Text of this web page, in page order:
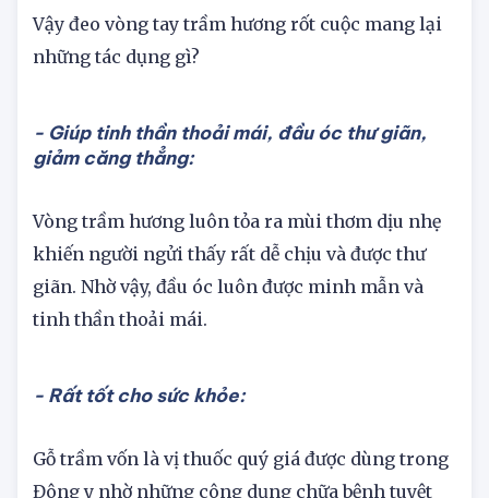
Vậy đeo vòng tay trầm hương rốt cuộc mang lại
Vòng trầm hương luôn tỏa ra mùi thơm dịu nhẹ
khiến người ngửi thấy rất dễ chịu và được thư
giãn. Nhờ vậy, đầu óc luôn được minh mẫn và
- Rất tốt cho sức khỏe: